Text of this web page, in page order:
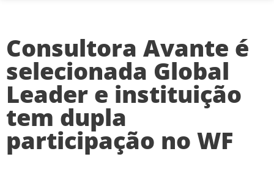
Consultora Avante é
selecionada Global
Leader e instituição
tem dupla
participação no WF